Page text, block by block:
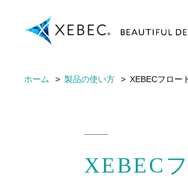
ホーム 製品の使い方 XEBECフロー
XEBEC